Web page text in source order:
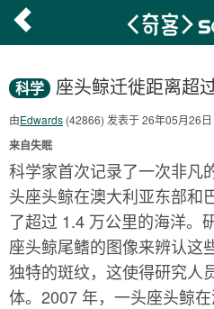
科学 座头鲸迁徙距离超
由Edwards (42866) 发表于 26年05月26
来自失眠
科学家首次记录了一次非凡
头座头鲸在澳大利亚东部和
了超过 1.4 万公里的海洋。
座头鲸尾鳍的图像来辨认这
独特的斑纹，这使得研究人
体。2007 年，一头座头鲸